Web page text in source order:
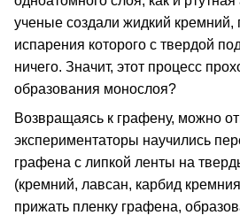
ученые создали жидкий кремний,
испарения которого с твердой
ничего. Значит, этот процесс
образования монослоя?
Возвращаясь к графену, можно
экспериментаторы научились
графена с липкой ленты на
(кремний, лавсан, карбид
прижать пленку графена,